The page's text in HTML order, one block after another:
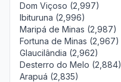
Dom Viçoso (2,997)
Ibituruna (2,996)
Maripá de Minas (2,987)
Fortuna de Minas (2,967)
Glaucilândia (2,962)
Desterro do Melo (2,884)
Arapuá (2,835)